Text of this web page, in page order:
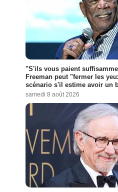
"S'ils vous paient
Freeman peut "fermer les
scénario s'il estime avoir un
samedi 8 août 2026